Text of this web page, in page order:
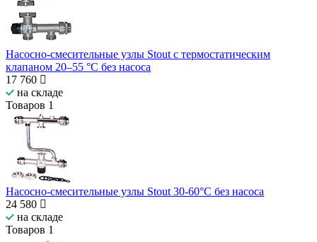
Насосно-смесительные узлы Stout с термостатическим
клапаном 20–55 °C без насоса
17 760
на складе
Товаров 1
Насосно-смесительные узлы Stout 30-60°С без насоса
24 580
на складе
Товаров 1